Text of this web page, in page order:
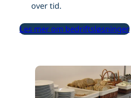
over tid.
Les mer om bedriftsløsninger